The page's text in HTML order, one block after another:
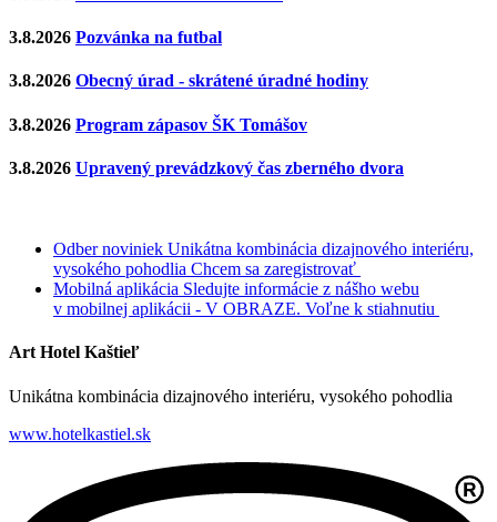
3.8.2026 Pozvánka na futbal
3.8.2026 Obecný úrad - skrátené úradné hodiny
3.8.2026 Program zápasov ŠK Tomášov
3.8.2026 Upravený prevádzkový čas zberného dvora
Odber noviniek Unikátna kombinácia dizajnového interiéru,
vysokého pohodlia Chcem sa zaregistrovať
Mobilná aplikácia Sledujte informácie z nášho webu
v mobilnej aplikácii - V OBRAZE. Voľne k stiahnutiu
Art Hotel Kaštieľ
Unikátna kombinácia dizajnového interiéru, vysokého pohodlia
www.hotelkastiel.sk